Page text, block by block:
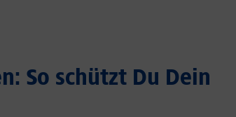
So schützt Du Dein